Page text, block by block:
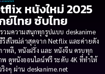
หนังใหม่ 2025
ย์ไทย ซับไทย
วมความสนุกทุกรูปแบบ deskanime
ส์ใหม่ล่าสุดจาก Netflix และค่ายดัง
าหลี, หนังฝรั่ง และ หนังจีน ครบทุก
ดูหนังออนไลน์ฟรี ระดับ 4K ที่ทำให้
งๆ ผ่าน deskanime.net